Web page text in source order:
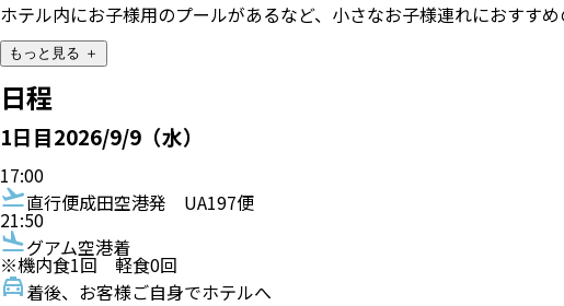
ホテル内にお子様用のプールがあるなど、小さなお子様連れにおすすめ
もっと見る ＋
日程
1日目2026/9/9（水）
17:00
直行便成田空港発 UA197便
21:50
グアム空港着
※機内食1回 軽食0回
着後、お客様ご自身でホテルへ